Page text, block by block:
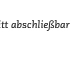
abschließbar